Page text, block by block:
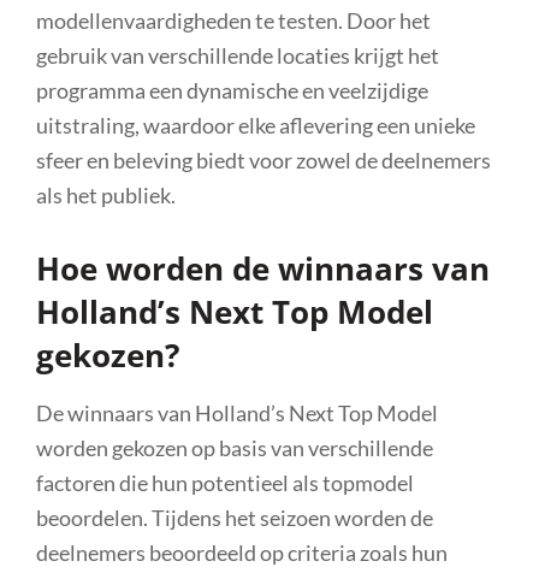
modellenvaardigheden te testen. Door het
gebruik van verschillende locaties krijgt het
programma een dynamische en veelzijdige
uitstraling, waardoor elke aflevering een unieke
sfeer en beleving biedt voor zowel de deelnemers
als het publiek.
Hoe worden de winnaars van
Holland’s Next Top Model
gekozen?
De winnaars van Holland’s Next Top Model
worden gekozen op basis van verschillende
factoren die hun potentieel als topmodel
beoordelen. Tijdens het seizoen worden de
deelnemers beoordeeld op criteria zoals hun